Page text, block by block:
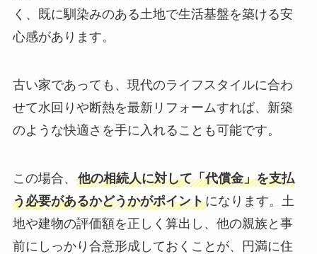
く、既に馴染みのある土地で生活基盤を築ける安
心感があります。
古い家であっても、現代のライフスタイルに合わ
せて水回りや断熱を最新リフォームすれば、新築
のような快適さを手に入れることも可能です。
この場合、 他の相続人に対して「代償金」を支払
う必要があるかどうかがポイントになります。土
地や建物の評価額を正しく算出し、他の親族と事
前にしっかり合意形成しておくことが、円満に住